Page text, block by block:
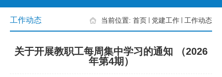
工作动态 当前位置: 首页 党建工作 工作动态
关于开展教职工每周集中学习的通知 （2026
年第4期）